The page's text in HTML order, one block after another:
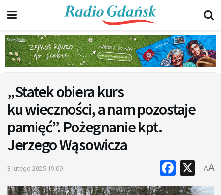
„Statek obiera kurs
ku wieczności, a nam pozostaje
pamięć”. Pożegnanie kpt.
Jerzego Wąsowicza
3 lutego 2025 19:09 X
AA